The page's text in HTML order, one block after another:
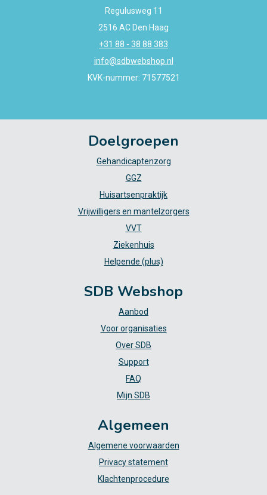
Regulusweg 11
2516 AC Den Haag
+31 88 - 38 88 383
info@sdbwebshop.nl
KVK-nummer: 71577521
Doelgroepen
Gehandicaptenzorg
GGZ
Huisartsenpraktijk
Vrijwilligers en mantelzorgers
VVT
Ziekenhuis
Helpende (plus)
SDB Webshop
Aanbod
Voor organisaties
Over SDB
Support
FAQ
Mijn SDB
Algemeen
Algemene voorwaarden
Privacy statement
Klachtenprocedure